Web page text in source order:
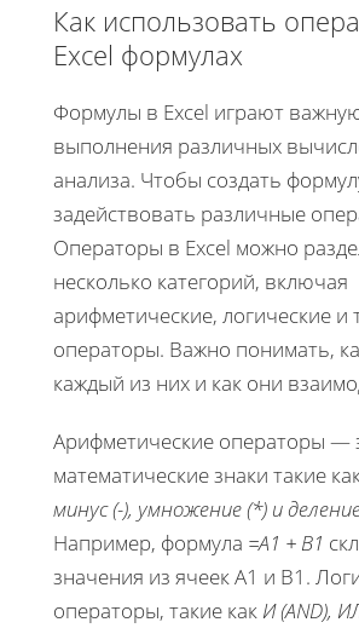
Как использовать
Excel формулах
Формулы в Excel играют
выполнения различных
анализа. Чтобы создать
задействовать различные
Операторы в Excel можно
несколько категорий, включая
арифметические, логические и
операторы. Важно понимать,
каждый из них и как они
Арифметические операторы —
математические знаки такие
минус (-), умножение (*) и
Например, формула =A1 + B1
значения из ячеек A1 и B1.
операторы, такие как И (AND),